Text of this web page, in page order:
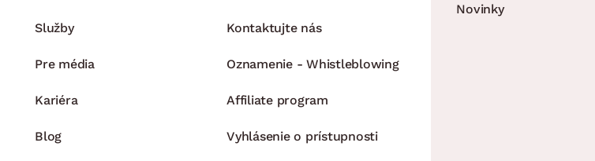
Služby
Pre média
Kariéra
Blog
Kontaktujte nás
Oznamenie - Whistleblowing
Affiliate program
Vyhlásenie o prístupnosti
Novinky